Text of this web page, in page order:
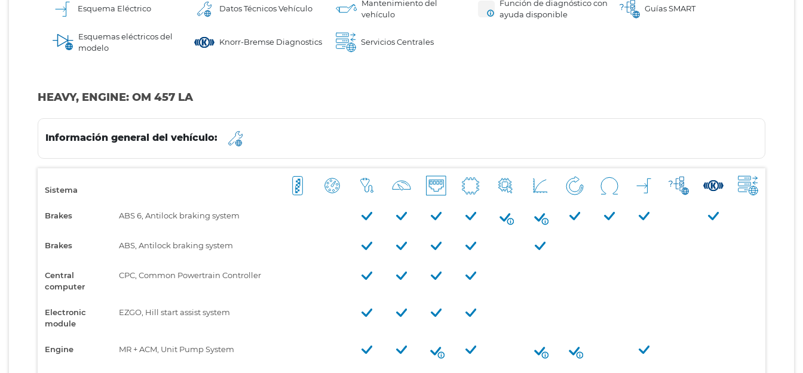
Esquema Eléctrico Datos Técnicos Vehículo
Mantenimiento del
vehículo
Función de diagnóstico con
ayuda disponible
Guías SMART
Esquemas eléctricos del
modelo
Knorr-Bremse Diagnostics Servicios Centrales
HEAVY, ENGINE: OM 457 LA
Información general del vehículo:
Sistema
Brakes ABS 6, Antilock braking system
Brakes ABS, Antilock braking system
Central
computer
CPC, Common Powertrain Controller
Electronic
module
EZGO, Hill start assist system
Engine MR + ACM, Unit Pump System